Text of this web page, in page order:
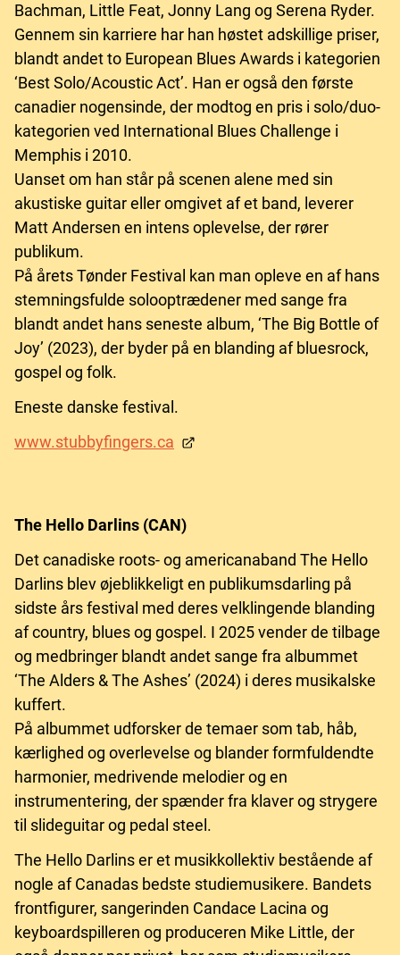
Bachman, Little Feat, Jonny Lang og Serena Ryder.
Gennem sin karriere har han høstet adskillige priser,
blandt andet to European Blues Awards i kategorien
‘Best Solo/Acoustic Act’. Han er også den første
canadier nogensinde, der modtog en pris i solo/duo-
kategorien ved International Blues Challenge i
Memphis i 2010.
Uanset om han står på scenen alene med sin
akustiske guitar eller omgivet af et band, leverer
Matt Andersen en intens oplevelse, der rører
publikum.
På årets Tønder Festival kan man opleve en af hans
stemningsfulde solooptrædener med sange fra
blandt andet hans seneste album, ‘The Big Bottle of
Joy’ (2023), der byder på en blanding af bluesrock,
gospel og folk.
Eneste danske festival.
www.stubbyfingers.ca
The Hello Darlins (CAN)
Det canadiske roots- og americanaband The Hello
Darlins blev øjeblikkeligt en publikumsdarling på
sidste års festival med deres velklingende blanding
af country, blues og gospel. I 2025 vender de tilbage
og medbringer blandt andet sange fra albummet
‘The Alders & The Ashes’ (2024) i deres musikalske
kuffert.
På albummet udforsker de temaer som tab, håb,
kærlighed og overlevelse og blander formfuldendte
harmonier, medrivende melodier og en
instrumentering, der spænder fra klaver og strygere
til slideguitar og pedal steel.
The Hello Darlins er et musikkollektiv bestående af
nogle af Canadas bedste studiemusikere. Bandets
frontfigurer, sangerinden Candace Lacina og
keyboardspilleren og produceren Mike Little, der